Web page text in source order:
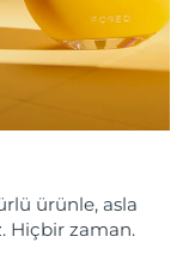
ürünle, asla
Hiçbir zaman.